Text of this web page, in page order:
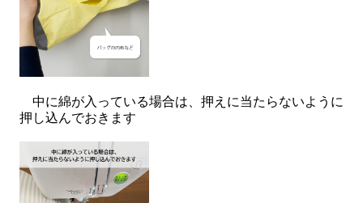
中に綿が入っている場合は、押えに当たらないように
押し込んでおきます